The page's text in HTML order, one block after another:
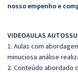
nosso empenho e
VIDEOAULAS
1. Aulas com
minuciosa análise
2. Conteúdo abordado